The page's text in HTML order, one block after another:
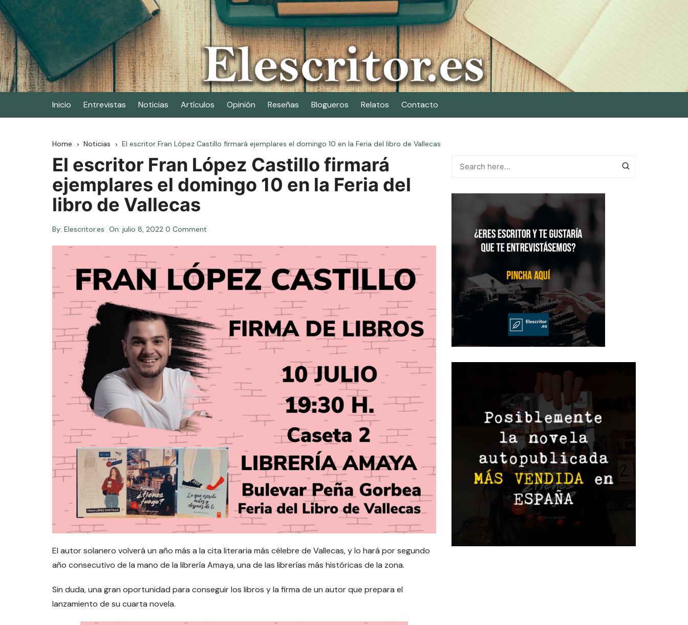
Skip
to
content
Elescritor.es
El periódico digital de los escritores
Inicio Entrevistas Noticias Artículos Opinión Reseñas Blogueros Relatos Contacto
Home Noticias El escritor Fran López Castillo firmará ejemplares el domingo 10 en la Feria del libro de Vallecas
El escritor Fran López Castillo firmará
ejemplares el domingo 10 en la Feria del
libro de Vallecas
By: Elescritor.es On: julio 8, 2022 0 Comment
El autor solanero volverá un año más a la cita literaria más célebre de Vallecas, y lo hará por segundo
año consecutivo de la mano de la librería Amaya, una de las librerías más históricas de la zona.
Sin duda, una gran oportunidad para conseguir los libros y la firma de un autor que prepara el
lanzamiento de su cuarta novela.